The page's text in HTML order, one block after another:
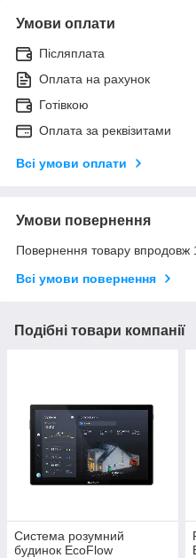
Умови оплати
Післяплата
Оплата на рахунок
Готівкою
Оплата за реквізитами
Всі умови оплати
Умови повернення
Повернення товару впродовж
Всі умови повернення
Подібні товари компанії
Система розумний
будинок EcoFlow